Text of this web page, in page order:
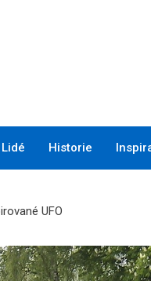
Lidé Historie
UFO